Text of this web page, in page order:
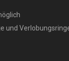
und